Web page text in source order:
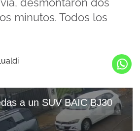
minutos. Todos los
a un SUV BAIC BJ30